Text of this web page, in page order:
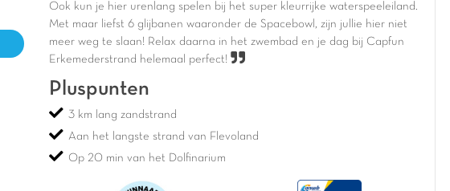
Ook kun je hier urenlang spelen bij het super kleurrijke waterspeeleiland.
Met maar liefst 6 glijbanen waaronder de Spacebowl, zijn jullie hier niet
meer weg te slaan! Relax daarna in het zwembad en je dag bij Capfun
Erkemederstrand helemaal perfect!
Pluspunten
3 km lang zandstrand
Aan het langste strand van Flevoland
Op 20 min van het Dolfinarium